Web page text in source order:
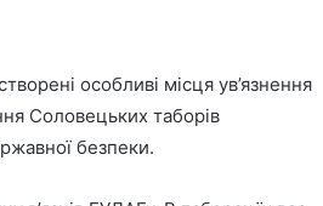
особливі місця ув’язнення
Соловецьких таборів
безпеки.